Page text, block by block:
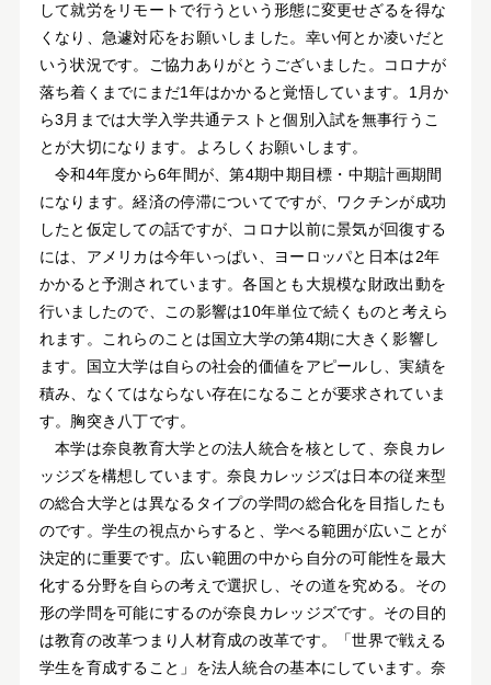
して就労をリモートで行うという形態に変更せざるを得な
くなり、急遽対応をお願いしました。幸い何とか凌いだと
いう状況です。ご協力ありがとうございました。コロナが
落ち着くまでにまだ1年はかかると覚悟しています。1月か
ら3月までは大学入学共通テストと個別入試を無事行うこ
とが大切になります。よろしくお願いします。
令和4年度から6年間が、第4期中期目標・中期計画期間
になります。経済の停滞についてですが、ワクチンが成功
したと仮定しての話ですが、コロナ以前に景気が回復する
には、アメリカは今年いっぱい、ヨーロッパと日本は2年
かかると予測されています。各国とも大規模な財政出動を
行いましたので、この影響は10年単位で続くものと考えら
れます。これらのことは国立大学の第4期に大きく影響し
ます。国立大学は自らの社会的価値をアピールし、実績を
積み、なくてはならない存在になることが要求されていま
す。胸突き八丁です。
本学は奈良教育大学との法人統合を核として、奈良カレ
ッジズを構想しています。奈良カレッジズは日本の従来型
の総合大学とは異なるタイプの学問の総合化を目指したも
のです。学生の視点からすると、学べる範囲が広いことが
決定的に重要です。広い範囲の中から自分の可能性を最大
化する分野を自らの考えで選択し、その道を究める。その
形の学問を可能にするのが奈良カレッジズです。その目的
は教育の改革つまり人材育成の改革です。「世界で戦える
学生を育成すること」を法人統合の基本にしています。奈